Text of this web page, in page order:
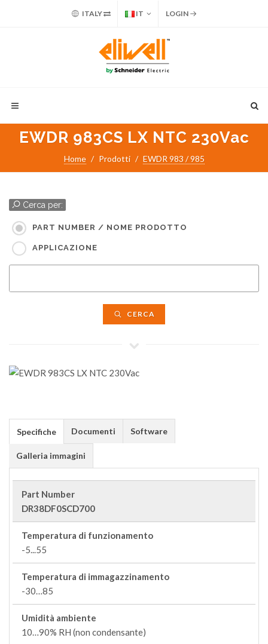
ITALY IT LOGIN
EWDR 983CS LX NTC 230Vac
Home Prodotti EWDR 983 / 985
Cerca per:
PART NUMBER / NOME PRODOTTO
APPLICAZIONE
CERCA
Specifiche Documenti Software
Galleria immagini
Part Number
DR38DF0SCD700
Temperatura di funzionamento
-5...55
Temperatura di immagazzinamento
-30…85
Umidità ambiente
10…90% RH (non condensante)